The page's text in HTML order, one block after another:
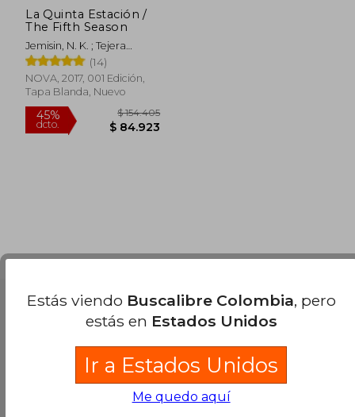
La Quinta Estación /
The Fifth Season
Jemisin, N. K. ; Tejera
Exposito, David
(14)
NOVA, 2017, 001 Edición,
Tapa Blanda, Nuevo
45% $ 154.405
Nuestras Formas de Pago
Estás viendo Buscalibre Colombia, pero
estás en Estados Unidos
Ir a Estados Unidos
Me quedo aquí